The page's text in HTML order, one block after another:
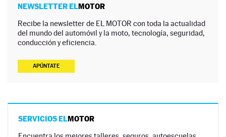
NEWSLETTER ELMOTOR
Recibe la newsletter de EL MOTOR con toda la actualidad
del mundo del automóvil y la moto, tecnología, seguridad,
conducción y eficiencia.
APÚNTATE
SERVICIOS ELMOTOR